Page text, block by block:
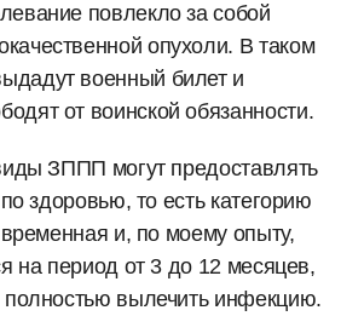
повлекло за собой
опухоли. В таком
военный билет и
от воинской обязанности.
ЗППП могут предоставлять
здоровью, то есть категорию
и, по моему опыту,
на период от 3 до 12 месяцев,
вылечить инфекцию.